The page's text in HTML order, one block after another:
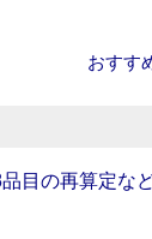
おすす
目の再算定な